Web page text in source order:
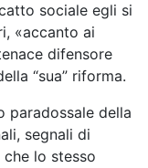
sociale egli si
«accanto ai
difensore
“sua” riforma.
paradossale della
segnali di
lo stesso